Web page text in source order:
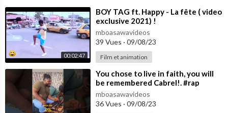
00:02:47
⁣BOY TAG ft. Happy - La fête ( video
exclusive 2021) !
mboasawavideos
39 Vues · 09/08/23
Film et animation
⁣You chose to live in faith, you will
be remembered Cabrel!. #rap
#boytag #cabrelnanjip #tagteam
mboasawavideos
36 Vues · 09/08/23